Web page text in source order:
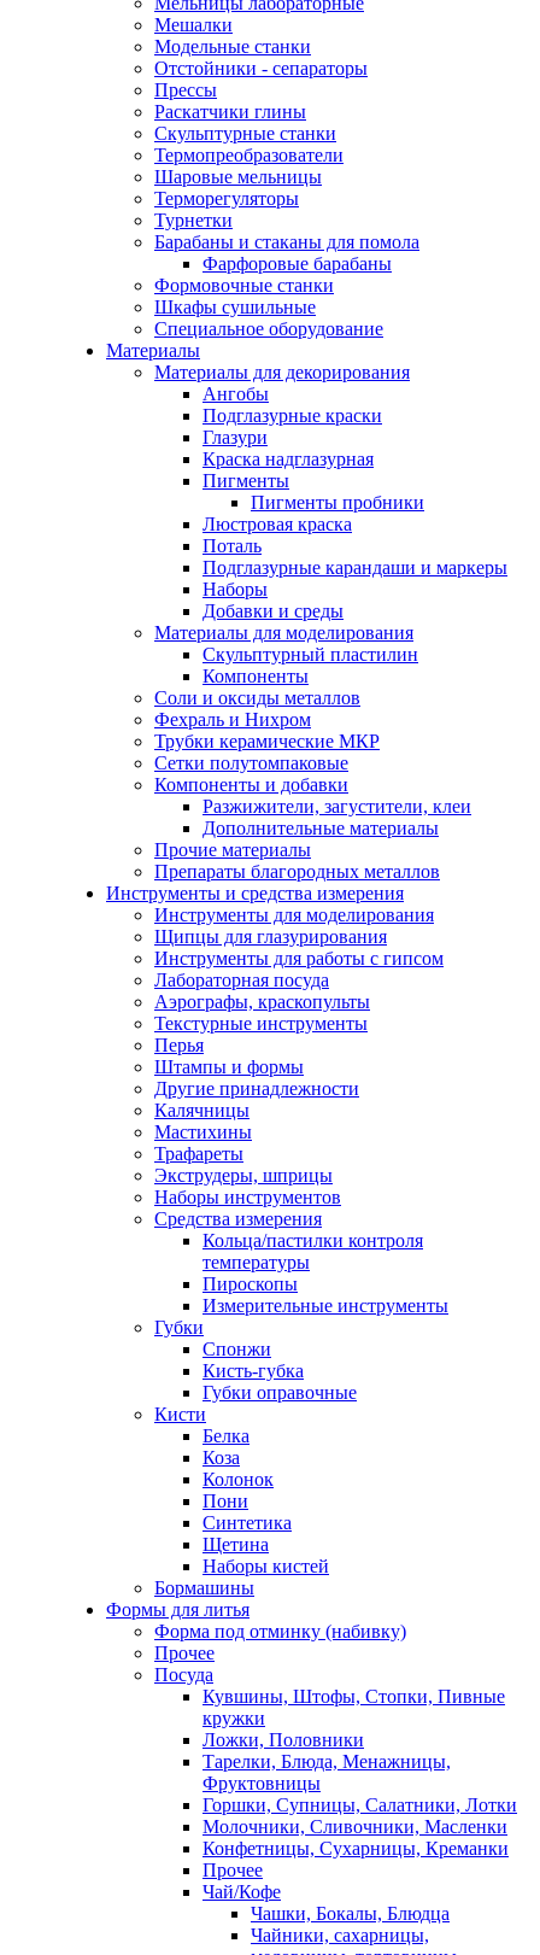
Мешалки
Модельные станки
Отстойники - сепараторы
Прессы
Раскатчики глины
Скульптурные станки
Термопреобразователи
Шаровые мельницы
Терморегуляторы
Турнетки
Барабаны и стаканы для помола
Фарфоровые барабаны
Формовочные станки
Шкафы сушильные
Специальное оборудование
Материалы
Материалы для декорирования
Ангобы
Подглазурные краски
Глазури
Краска надглазурная
Пигменты
Пигменты пробники
Люстровая краска
Поталь
Подглазурные карандаши и маркеры
Наборы
Добавки и среды
Материалы для моделирования
Скульптурный пластилин
Компоненты
Соли и оксиды металлов
Фехраль и Нихром
Трубки керамические МКР
Сетки полутомпаковые
Компоненты и добавки
Разжижители, загустители, клеи
Дополнительные материалы
Прочие материалы
Препараты благородных металлов
Инструменты и средства измерения
Инструменты для моделирования
Щипцы для глазурирования
Инструменты для работы с гипсом
Лабораторная посуда
Аэрографы, краскопульты
Текстурные инструменты
Перья
Штампы и формы
Другие принадлежности
Калячницы
Мастихины
Трафареты
Экструдеры, шприцы
Наборы инструментов
Средства измерения
Кольца/пастилки контроля
температуры
Пироскопы
Измерительные инструменты
Губки
Спонжи
Кисть-губка
Губки оправочные
Кисти
Белка
Коза
Колонок
Пони
Синтетика
Щетина
Наборы кистей
Бормашины
Формы для литья
Форма под отминку (набивку)
Прочее
Посуда
Кувшины, Штофы, Стопки, Пивные
кружки
Ложки, Половники
Тарелки, Блюда, Менажницы,
Фруктовницы
Горшки, Супницы, Салатники, Лотки
Молочники, Сливочники, Масленки
Конфетницы, Сухарницы, Креманки
Прочее
Чай/Кофе
Чашки, Бокалы, Блюдца
Чайники, сахарницы,